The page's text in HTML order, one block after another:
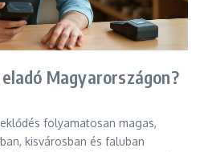
Magyarországon?
folyamatosan magas,
kisvárosban és faluban